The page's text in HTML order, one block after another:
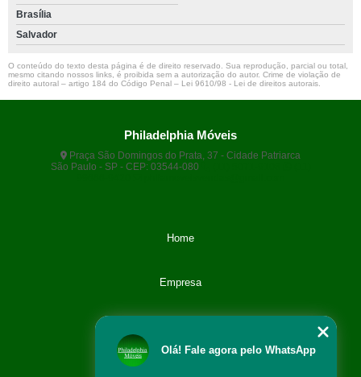
Brasília
Salvador
O conteúdo do texto desta página é de direito reservado. Sua reprodução, parcial ou total,
mesmo citando nossos links, é proibida sem a autorização do autor. Crime de violação de
direito autoral – artigo 184 do Código Penal – Lei 9610/98 - Lei de direitos autorais
Philadelphia Móveis
Praça São Domingos do Prata, 37 - Cidade Patriarca
São Paulo - SP - CEP: 03544-080
Home
Empresa
Olá! Fale agora pelo WhatsApp